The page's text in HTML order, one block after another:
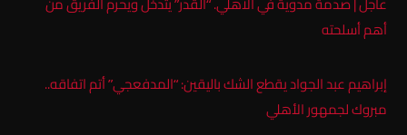
أهم أسلحته
إبراهيم عبد الجواد يقطع الشك باليقين: “المدفعجي” أتم اتفاقه..
مبروك لجمهور الأهلي